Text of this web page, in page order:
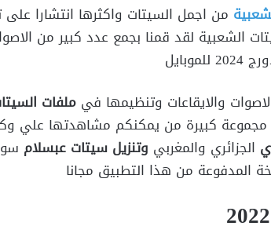
من اجمل السيتات واكثرها انتشارا
الشعبية لقد قمنا بجمع عدد كبير من
والايقاعات وتنظيمها في ملفات
مجموعة كبيرة من يمكنكم مشاهدتها علي
الجزائري والمغربي وتنزيل سيتات عبسلام
المدفوعة من هذا التطبيق مجانا